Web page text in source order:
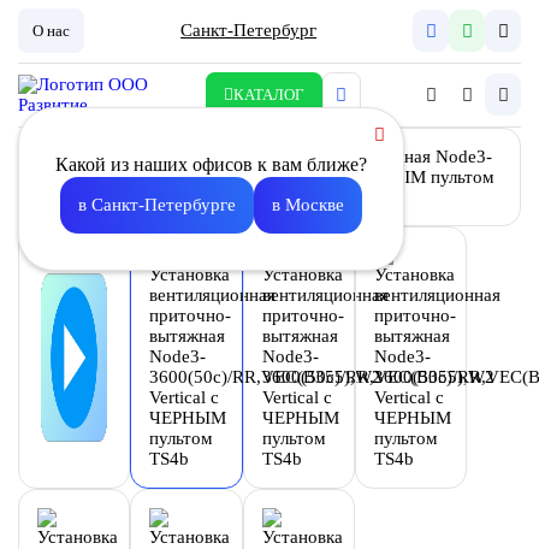
О нас Санкт-Петербург
КАТАЛОГ
Какой из наших офисов к вам ближе?
в Санкт-Петербурге в Москве